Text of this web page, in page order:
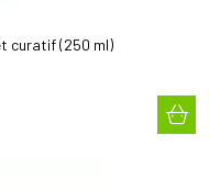
curatif (250 ml)